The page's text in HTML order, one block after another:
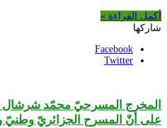
أكمل القراءة »
شاركها
Facebook
Twitter
على أنّ المسرح الجزائريّ وطنيّ